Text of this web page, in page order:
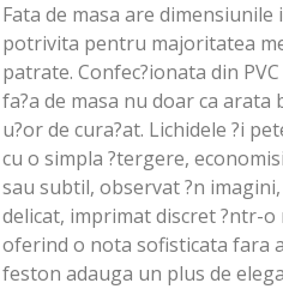
Fata de masa are dimensiunile
potrivita pentru majoritatea
patrate. Confec?ionata din
fa?a de masa nu doar ca arata
u?or de cura?at. Lichidele ?i
cu o simpla ?tergere,
sau subtil, observat ?n
delicat, imprimat discret ?ntr-o
oferind o nota sofisticata fara
feston adauga un plus de